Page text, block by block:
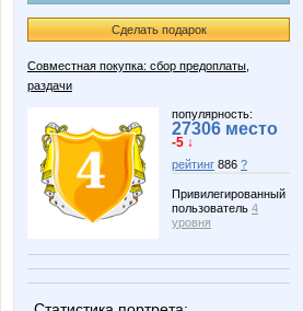
Сделать подарок
Совместная покупка: сбор предоплаты,
раздачи
популярность:
27306 место
-5 ↓
рейтинг 886 ?
Привилегированный
пользователь 4
уровня